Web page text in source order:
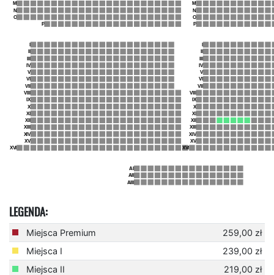
LEGENDA:
Miejsca Premium
259,00 zł
Miejsca I
239,00 zł
Miejsca II
219,00 zł